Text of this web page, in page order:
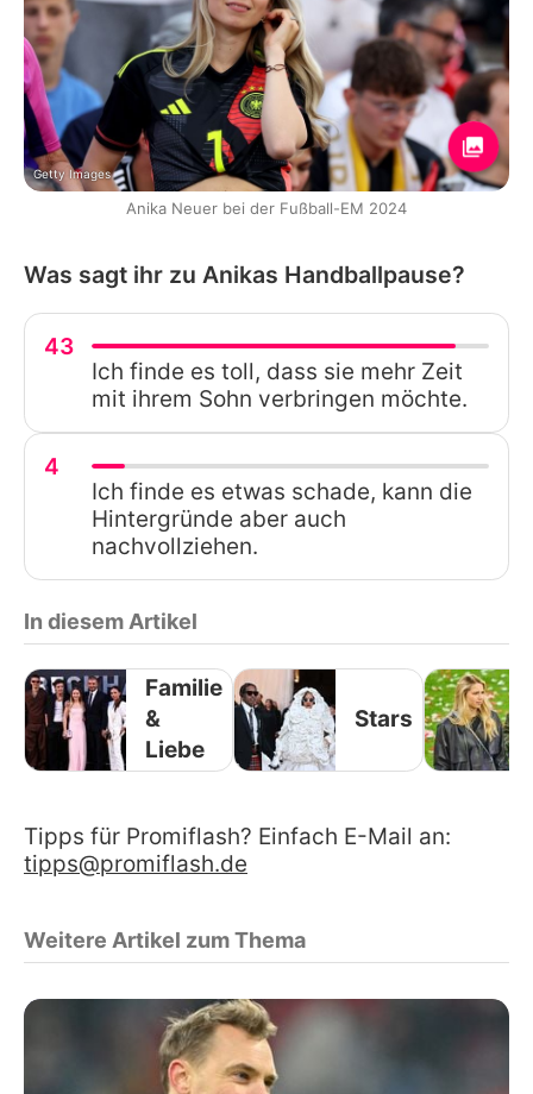
Getty Images
Anika Neuer bei der Fußball-EM 2024
Was sagt ihr zu Anikas Handballpause?
43
Ich finde es toll, dass sie mehr Zeit
mit ihrem Sohn verbringen möchte.
4
Ich finde es etwas schade, kann die
Hintergründe aber auch
nachvollziehen.
In diesem Artikel
Familie
&
Liebe
Stars
Tipps für Promiflash? Einfach E-Mail an:
tipps@promiflash.de
Weitere Artikel zum Thema